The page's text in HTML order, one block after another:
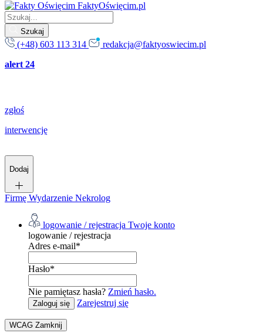
FaktyOświęcim.pl
Szukaj
(+48) 603 113 314
redakcja@faktyoswiecim.pl
alert 24
zgłoś
interwencję
Dodaj
Firmę Wydarzenie Nekrolog
logowanie / rejestracja Twoje konto
logowanie / rejestracja
Adres e-mail*
Hasło*
Nie pamiętasz hasła? Zmień hasło.
Zaloguj się Zarejestruj się
WCAG Zamknij